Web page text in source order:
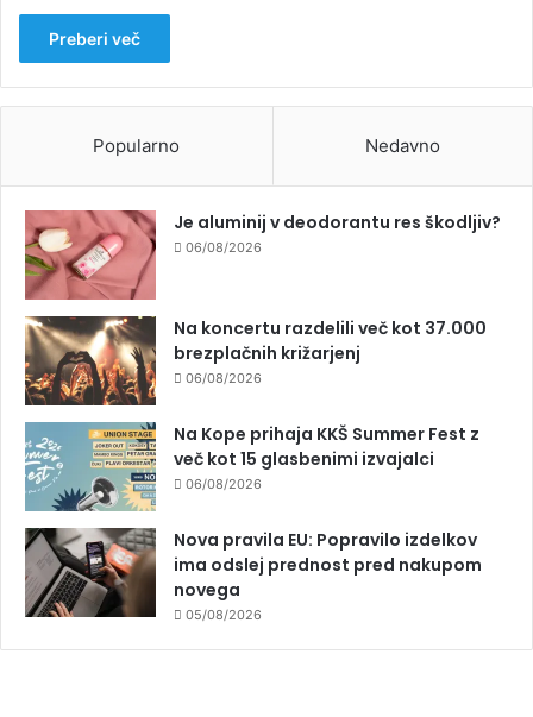
Preberi več
Popularno Nedavno
Je aluminij v deodorantu res škodljiv?
06/08/2026
Na koncertu razdelili več kot 37.000
brezplačnih križarjenj
06/08/2026
Na Kope prihaja KKŠ Summer Fest z
več kot 15 glasbenimi izvajalci
06/08/2026
Nova pravila EU: Popravilo izdelkov
ima odslej prednost pred nakupom
novega
05/08/2026